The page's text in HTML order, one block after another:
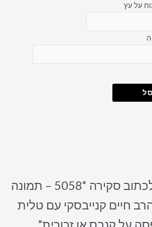
על עץ
היה הראשון לכתוב סקירה “5058 – תמונה
חיים קנייבסקי עם טלית